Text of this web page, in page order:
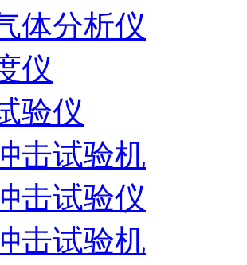
体分析仪
仪
验仪
击试验机
击试验仪
击试验机